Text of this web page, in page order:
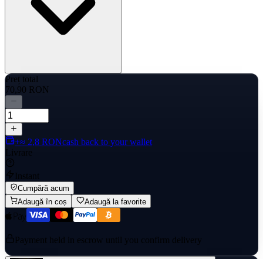
Preț total
70,90 RON
+≈ 2,8 RONcash back to your wallet
Livrare
Instant
Cumpără acum
Adaugă în coș
Adaugă la favorite
Payment held in escrow until you confirm delivery